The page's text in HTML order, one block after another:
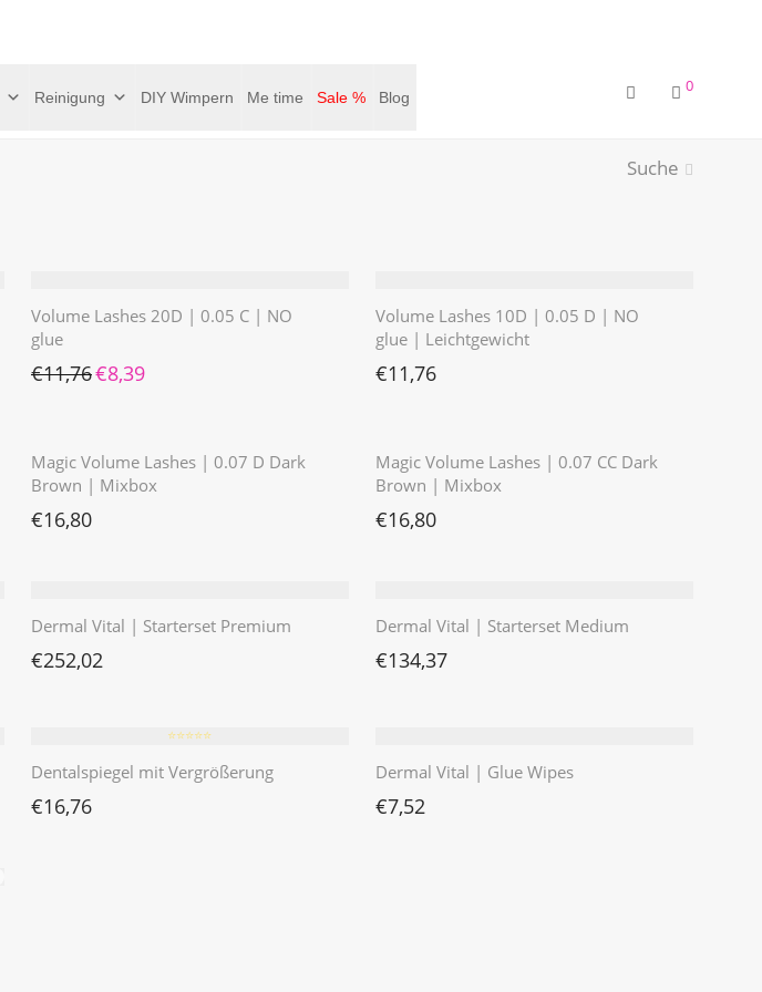
Reinigung DIY Wimpern Me time Sale % Blog
0
Suche
Volume Lashes 20D | 0.05 C | NO
glue
€11,76 Ursprünglicher Preis war: €11,76
€8,39Aktueller Preis ist: €8,39.
Volume Lashes 10D | 0.05 D | NO
glue | Leichtgewicht
€11,76
Magic Volume Lashes | 0.07 D Dark
Brown | Mixbox
€16,80
Magic Volume Lashes | 0.07 CC Dark
Brown | Mixbox
€16,80
Dermal Vital | Starterset Premium
€252,02
Dermal Vital | Starterset Medium
€134,37
⭐️⭐️⭐️⭐️⭐️
Dentalspiegel mit Vergrößerung
€16,76
Dermal Vital | Glue Wipes
€7,52